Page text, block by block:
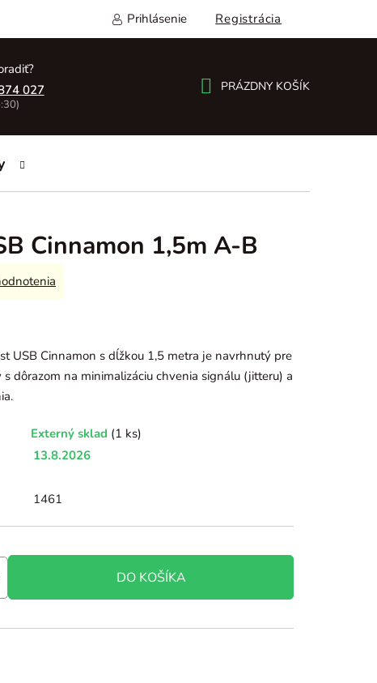
Prihlásenie Registrácia
027
PRÁZDNY KOŠÍK
Cinnamon 1,5m A-B
USB Cinnamon s dĺžkou 1,5 metra je navrhnutý pre
dôrazom na minimalizáciu chvenia signálu (jitteru) a
Externý sklad (1 ks)
13.8.2026
1461
DO KOŠÍKA